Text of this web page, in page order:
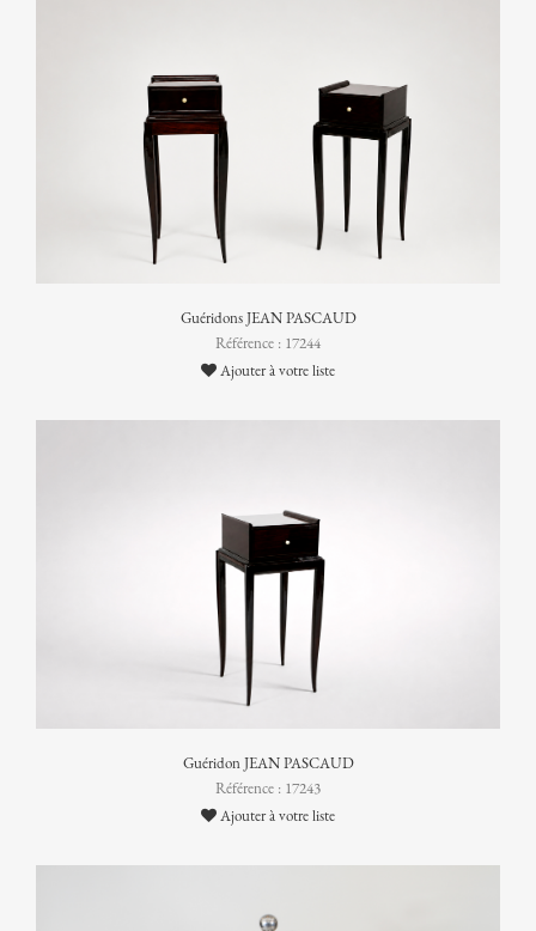
Guéridons JEAN PASCAUD
Référence : 17244
Ajouter à votre liste
Guéridon JEAN PASCAUD
Référence : 17243
Ajouter à votre liste